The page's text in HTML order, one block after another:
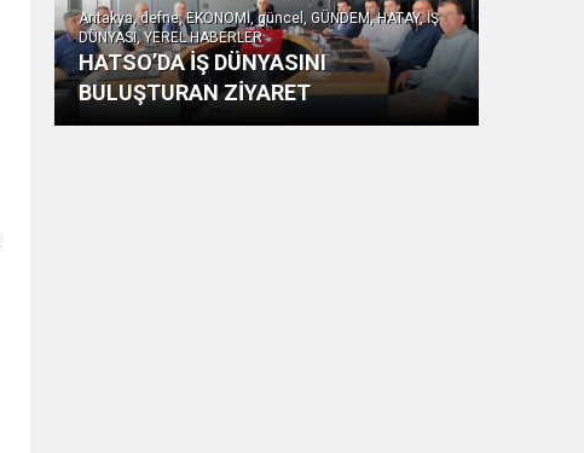
Antakya, defne, EKONOMİ, güncel, GÜNDEM, HATAY, İŞ
DÜNYASI, YEREL HABERLER
HATSO’DA İŞ DÜNYASINI
BULUŞTURAN ZİYARET